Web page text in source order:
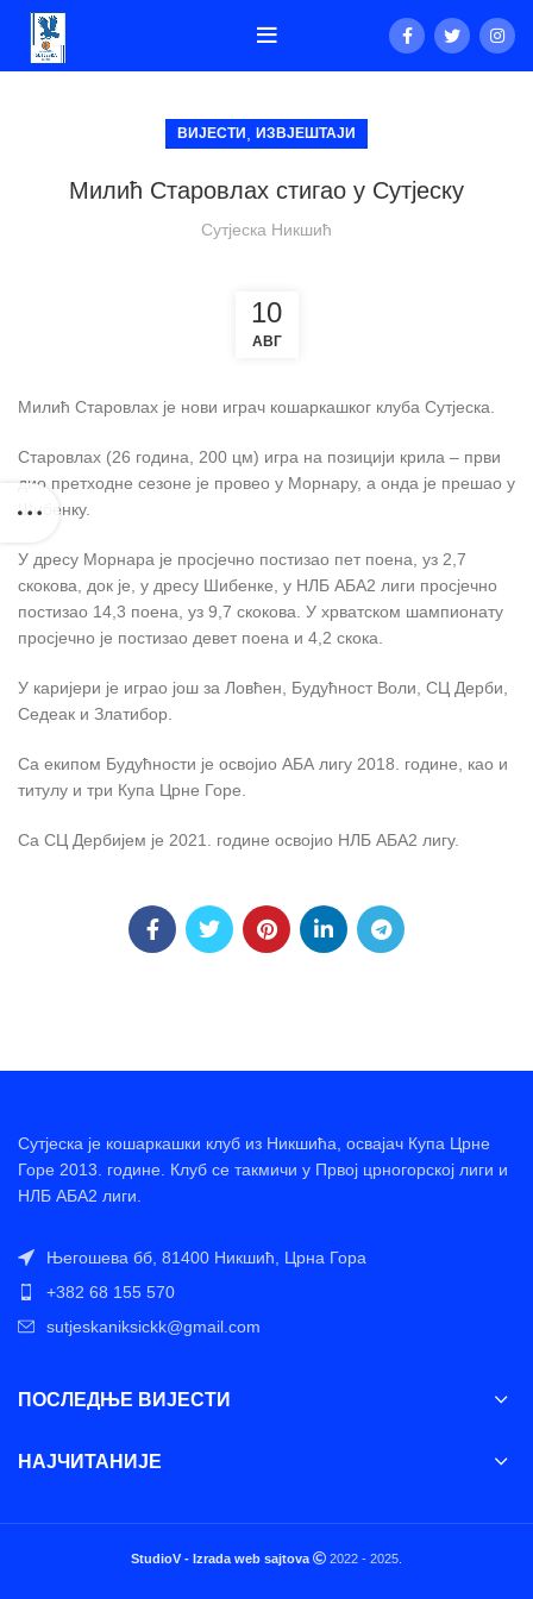
ВИЈЕСТИ ИЗВЈЕШТАЈИ
Милић Старовлах стигао у Сутјеску
Сутјеска Никшић
10
АВГ
Милић Старовлах је нови играч кошаркашког клуба Сутјеска.
Старовлах (26 година, 200 цм) игра на позицији крила – први
дио претходне сезоне је провео у Морнару, а онда је прешао у
Шибенку.
У дресу Морнара је просјечно постизао пет поена, уз 2,7
скокова, док је, у дресу Шибенке, у НЛБ АБА2 лиги просјечно
постизао 14,3 поена, уз 9,7 скокова. У хрватском шампионату
просјечно је постизао девет поена и 4,2 скока.
У каријери је играо још за Ловћен, Будућност Воли, СЦ Дерби,
Седеак и Златибор.
Са екипом Будућности је освојио АБА лигу 2018. године, као и
титулу и три Купа Црне Горе.
Са СЦ Дербијем је 2021. године освојио НЛБ АБА2 лигу.
Сутјеска је кошаркашки клуб из Никшића, освајач Купа Црне
Горе 2013. године. Клуб се такмичи у Првој црногорској лиги и
НЛБ АБА2 лиги.
Његошева бб, 81400 Никшић, Црна Гора
+382 68 155 570
sutjeskaniksickk@gmail.com
ПОСЛЕДЊЕ ВИЈЕСТИ
НАЈЧИТАНИЈЕ
StudioV - Izrada web sajtova 2022 - 2025.